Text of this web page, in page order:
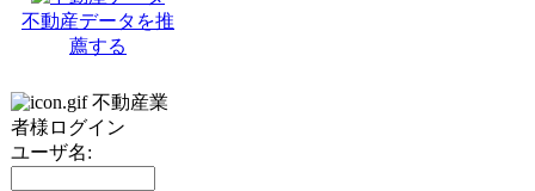
不動産データを推
薦する
不動産業
者様ログイン
ユーザ名: